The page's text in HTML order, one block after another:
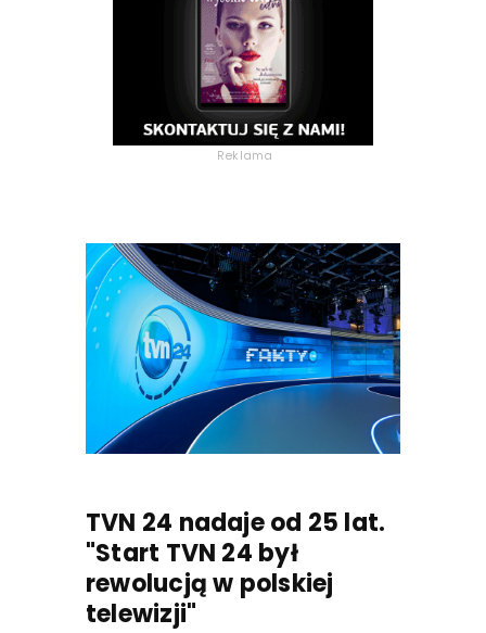
Reklama
TVN 24 nadaje od 25 lat.
"Start TVN 24 był
rewolucją w polskiej
telewizji"